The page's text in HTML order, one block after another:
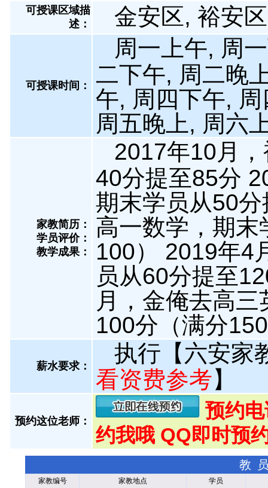
可授课区域描
述：
金安区, 裕安
可授课时间：
周一上午, 周
二下午, 周二晚
午, 周四下午,
周五晚上, 周六
家教简历：
学员评价：
教学成果：
2017年10月
40分提至85分
期末学员从50
高一数学，期
100） 2019年4
员从60分提至
月，金俺去高
100分（满分
薪水要求：
执行【六安家
看资费参考】
预约这位老师：
预约
约我哦 QQ即时预
教
家教编号 家教地点
学员